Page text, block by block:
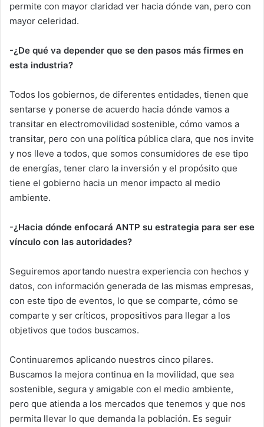
permite con mayor claridad ver hacia dónde van, pero con
mayor celeridad.
-¿De qué va depender que se den pasos más firmes en
esta industria?
Todos los gobiernos, de diferentes entidades, tienen que
sentarse y ponerse de acuerdo hacia dónde vamos a
transitar en electromovilidad sostenible, cómo vamos a
transitar, pero con una política pública clara, que nos invite
y nos lleve a todos, que somos consumidores de ese tipo
de energías, tener claro la inversión y el propósito que
tiene el gobierno hacia un menor impacto al medio
ambiente.
-¿Hacia dónde enfocará ANTP su estrategia para ser ese
vínculo con las autoridades?
Seguiremos aportando nuestra experiencia con hechos y
datos, con información generada de las mismas empresas,
con este tipo de eventos, lo que se comparte, cómo se
comparte y ser críticos, propositivos para llegar a los
objetivos que todos buscamos.
Continuaremos aplicando nuestros cinco pilares.
Buscamos la mejora continua en la movilidad, que sea
sostenible, segura y amigable con el medio ambiente,
pero que atienda a los mercados que tenemos y que nos
permita llevar lo que demanda la población. Es seguir